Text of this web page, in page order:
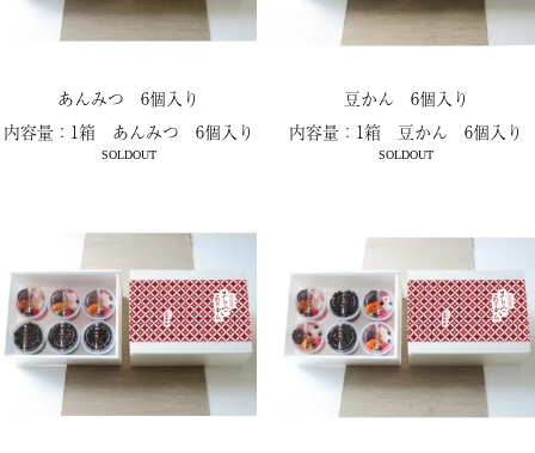
あんみつ 6個入り
内容量：1箱 あんみつ 6個入り
SOLDOUT
豆かん 6個入り
内容量：1箱 豆かん 6個入り
SOLDOUT